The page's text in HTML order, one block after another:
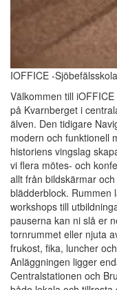
IOFFICE -
Välkommen till
på Kvarnberget i
älven. Den tidigare
modern och funktionell
historiens vingslag
vi flera mötes- och
allt från bildskärmar
blädderblock. Rummen
workshops till
pauserna kan ni slå er
tornrummet eller njuta
frukost, fika, luncher
Anläggningen ligger
Centralstationen och